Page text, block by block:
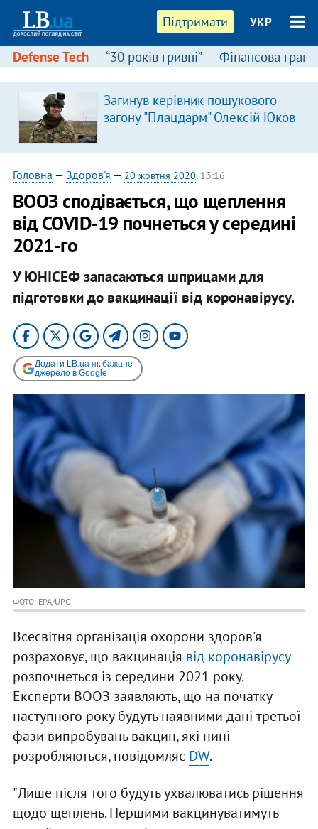
Підтримати УКР
Defense Tech “30 років гривні” Фінансова
Загинув керівник пошукового
загону "Плацдарм" Олексій Юков
Головна — Здоров'я — 20 жовтня 2020, 13:16
ВООЗ сподівається, що щеплення
від COVID-19 почнеться у середині
2021-го
У ЮНІСЕФ запасаються шприцами для
підготовки до вакцинації від коронавірусу.
Додати LB.ua як бажане
джерело в Google
ФОТО: EPA/UPG
Всесвітня організація охорони здоров'я
розраховує, що вакцинація від коронавірусу
розпочнеться із середини 2021 року.
Експерти ВООЗ заявляють, що на початку
наступного року будуть наявними дані третьої
фази випробувань вакцин, які нині
розробляються, повідомляє DW.
"Лише після того будуть ухвалюватись рішення
щодо щеплень. Першими вакцинуватимуть